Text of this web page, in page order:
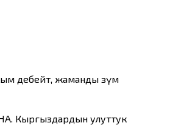
дебейт, жаманды өзүм
Кыргыздардын улуттук